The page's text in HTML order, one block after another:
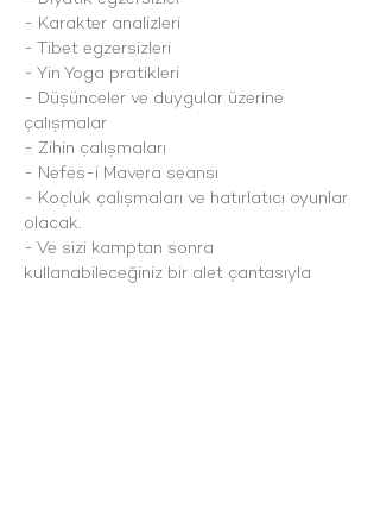
- Karakter analizleri
- Tibet egzersizleri
- Yin Yoga pratikleri
- Düşünceler ve duygular üzerine
çalışmalar
- Zihin çalışmaları
- Nefes-i Mavera seansı
- Koçluk çalışmaları ve hatırlatıcı oyunlar
olacak.
- Ve sizi kamptan sonra
kullanabileceğiniz bir alet çantasıyla